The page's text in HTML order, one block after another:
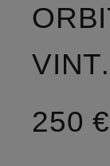
250 €